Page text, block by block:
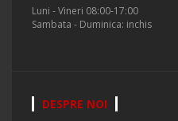
Luni - Vineri 08:00-17:00
Sambata - Duminica: inchis
DESPRE NOI